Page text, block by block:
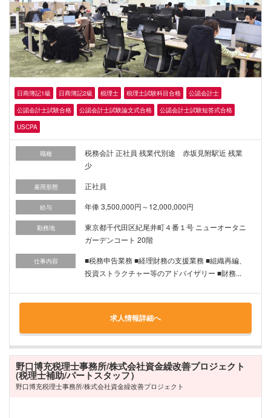
日商簿記1級 日商簿記2級 税理士 税理士試験科目合格
公認会計士
公認会計士試験合格
公認会計士試験論文式合格
公認会計士試験短答式合格
USCPA
職種
税務会計 正社員 残業代別途 赤坂見附駅近 残業
少
雇用形態 正社員
給与 年俸 3,500,000円～12,000,000円
勤務地
東京都千代田区紀尾井町４番１号 ニューオータニ
ガーデンコート 20階
仕事内容
■税務申告業務 ■経理財務の支援業務 ■組織再編、
投資ストラクチャー等のアドバイザリー ■財務...
求人情報詳細へ
野口博充税理士事務所/株式会社資金繰改善プロジェクト
(税理士補助/パートスタッフ）
野口博充税理士事務所/株式会社資金繰改善プロジェクト